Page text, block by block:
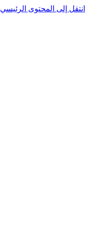
انتقل إلى المحتوى الرئيسي